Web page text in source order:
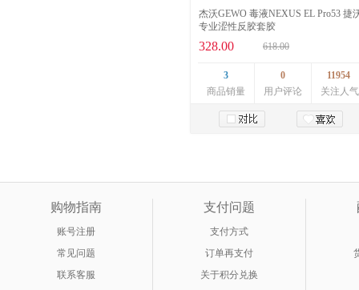
杰沃GEWO 毒液NEXUS EL Pro53 捷
专业涩性反胶套胶
328.00 618.00
3
商品销量
0
用户评论
11954
关注人气
购物指南
账号注册
常见问题
联系客服
支付问题
支付方式
订单再支付
关于积分兑换